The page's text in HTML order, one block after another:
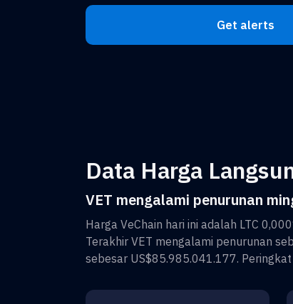
Get alerts
Data Harga
VET mengalami penurunan
Harga VeChain hari ini adalah LTC
Terakhir VET mengalami penurunan
sebesar US$85.985.041.177. Peringkat